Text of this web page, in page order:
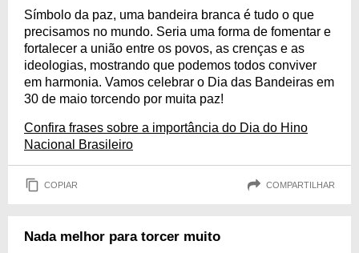
Símbolo da paz, uma bandeira branca é tudo o que
precisamos no mundo. Seria uma forma de fomentar e
fortalecer a união entre os povos, as crenças e as
ideologias, mostrando que podemos todos conviver
em harmonia. Vamos celebrar o Dia das Bandeiras em
30 de maio torcendo por muita paz!
Confira frases sobre a importância do Dia do Hino
Nacional Brasileiro
COPIAR COMPARTILHAR
Nada melhor para torcer muito